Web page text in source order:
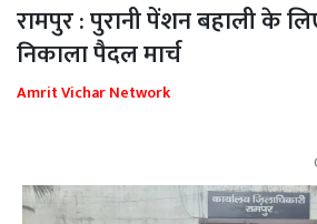
रामपुर : पुरानी पेंशन बहाली के
निकाला पैदल मार्च
Amrit Vichar Network